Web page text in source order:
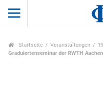
Startseite Veranstaltungen
Graduiertenseminar der RWTH